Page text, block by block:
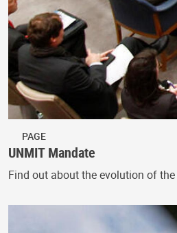
PAGE
UNMIT Mandate
Find out about the evolution of